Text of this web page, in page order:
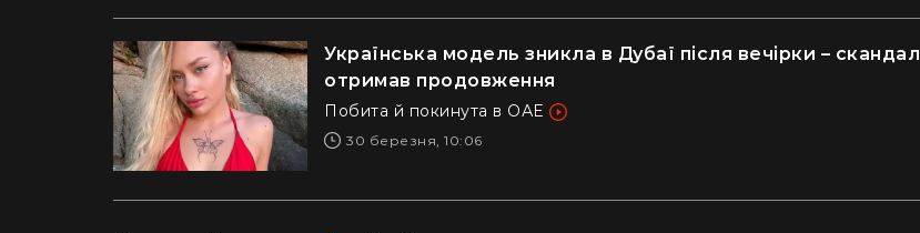
Українська модель зникла в Дубаї після вечірки – скандал
отримав продовження
Побита й покинута в ОАЕ
30 березня, 10:06